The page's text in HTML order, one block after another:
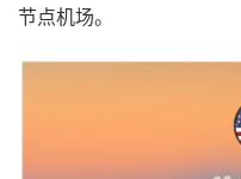
节点机场。